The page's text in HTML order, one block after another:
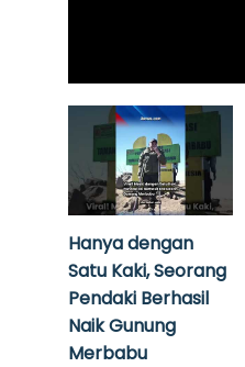
Hanya dengan
Satu Kaki, Seorang
Pendaki Berhasil
Naik Gunung
Merbabu